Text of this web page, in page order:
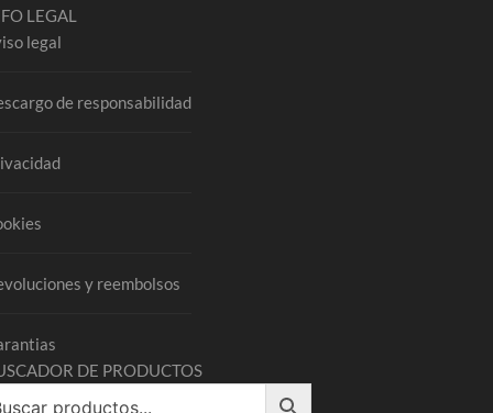
LEGAL
legal
de responsabilidad
y reembolsos
DE PRODUCTOS